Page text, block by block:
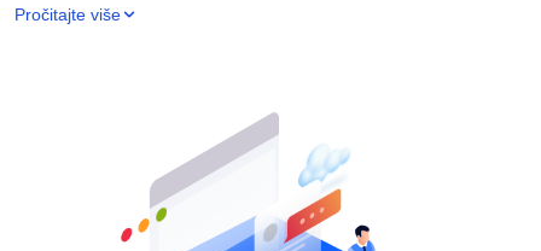
Pročitajte više